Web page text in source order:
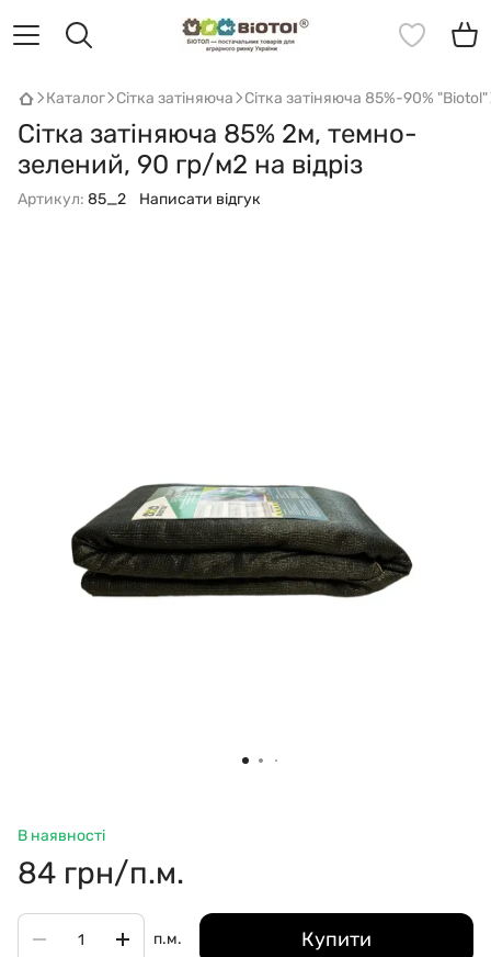
Каталог Сітка затіняюча Сітка затіняюча 85%-90% "Biotol"
Сітка затіняюча 85% 2м, темно-
зелений, 90 гр/м2 на відріз
Артикул: 85_2 Написати відгук
В наявності
84 грн/п.м.
п.м. Купити